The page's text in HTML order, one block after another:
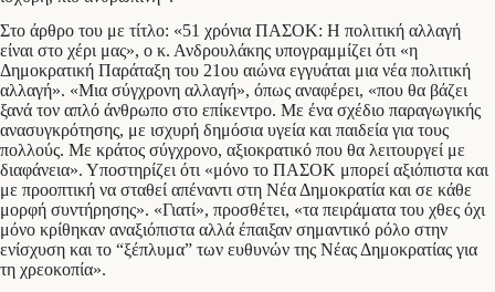
Στο άρθρο του με τίτλο: «51 χρόνια ΠΑΣΟΚ: Η πολιτική αλλαγή
είναι στο χέρι μας», ο κ. Ανδρουλάκης υπογραμμίζει ότι «η
Δημοκρατική Παράταξη του 21ου αιώνα εγγυάται μια νέα πολιτική
αλλαγή». «Μια σύγχρονη αλλαγή», όπως αναφέρει, «που θα βάζει
ξανά τον απλό άνθρωπο στο επίκεντρο. Με ένα σχέδιο παραγωγικής
ανασυγκρότησης, με ισχυρή δημόσια υγεία και παιδεία για τους
πολλούς. Με κράτος σύγχρονο, αξιοκρατικό που θα λειτουργεί με
διαφάνεια». Υποστηρίζει ότι «μόνο το ΠΑΣΟΚ μπορεί αξιόπιστα και
με προοπτική να σταθεί απέναντι στη Νέα Δημοκρατία και σε κάθε
μορφή συντήρησης». «Γιατί», προσθέτει, «τα πειράματα του χθες όχι
μόνο κρίθηκαν αναξιόπιστα αλλά έπαιξαν σημαντικό ρόλο στην
ενίσχυση και το “ξέπλυμα” των ευθυνών της Νέας Δημοκρατίας για
τη χρεοκοπία».